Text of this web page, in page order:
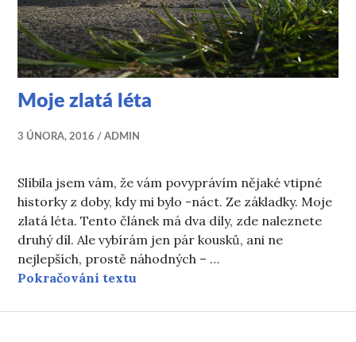
Moje zlatá léta
3 ÚNORA, 2016 ADMIN
Slíbila jsem vám, že vám povyprávím nějaké vtipné
historky z doby, kdy mi bylo -náct. Ze základky. Moje
zlatá léta. Tento článek má dva díly, zde naleznete
druhý díl. Ale vybírám jen pár kousků, ani ne
nejlepších, prostě náhodných – …
Pokračování textu